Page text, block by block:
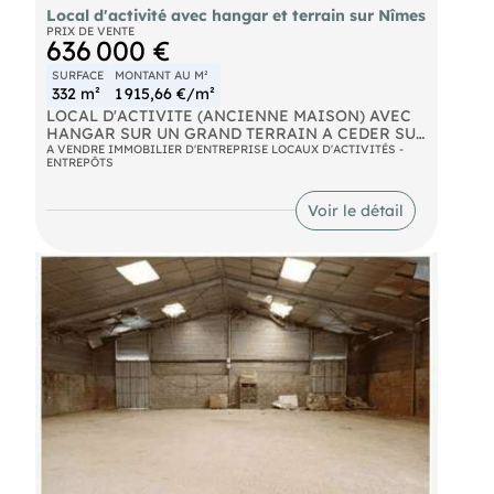
Local d'activité avec hangar et terrain sur Nîmes
PRIX DE VENTE
636 000 €
SURFACE
332 m²
MONTANT AU M²
1 915,66 €/m²
LOCAL D'ACTIVITE (ANCIENNE MAISON) AVEC
HANGAR SUR UN GRAND TERRAIN A CEDER SUR
NIMES Située dans une zone d'activité dynamique
sur Nîmes, ce bien est idéal pour des
stratégique. Proche des grands axes routiers et de
tous les modes de transport, cette opportunité
bâtiment est construit sur un terrain entièrement
clôturé d'environ 1 600 m², offrant ainsi une
multitude de possibilités d'aménagement et de
développement. Prix : 636 000 €, honoraires
d'agence toutes taxes comprises inclus, à la
charge de l'acquéreur.
A VENDRE IMMOBILIER D'ENTREPRISE LOCAUX D'ACTIVITÉS -
ENTREPÔTS
Voir le détail